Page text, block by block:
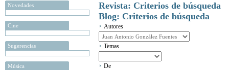
Novedades
Cine
Sugerencias
Música
Revista: Criterios de búsqueda
Blog: Criterios de búsqueda
Autores
Temas
De